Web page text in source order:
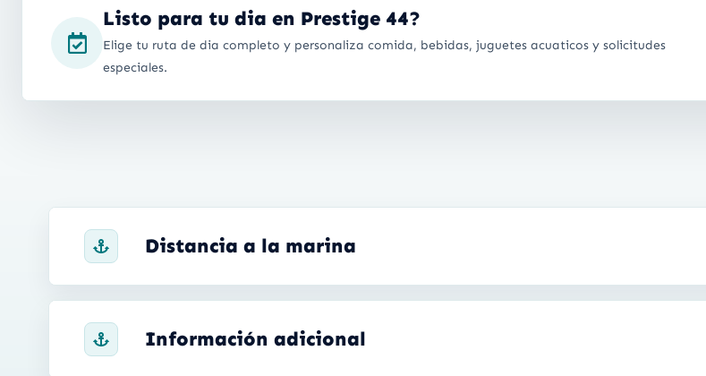
Listo para tu dia en Prestige 44?
Elige tu ruta de dia completo y personaliza comida, bebidas, juguetes acuaticos y solicitudes
especiales.
Distancia a la marina
Información adicional